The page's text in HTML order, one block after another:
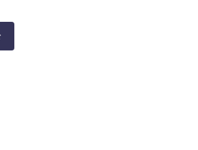
[JS]Vue.js
で